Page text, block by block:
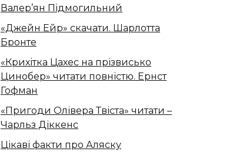
Валер’ян Підмогильний
«Джейн Ейр» скачати. Шарлотта
Бронте
«Крихітка Цахес на прізвисько
Цинобер» читати повністю. Ернст
Гофман
«Пригоди Олівера Твіста» читати –
Чарльз Діккенс
Цікаві факти про Аляску